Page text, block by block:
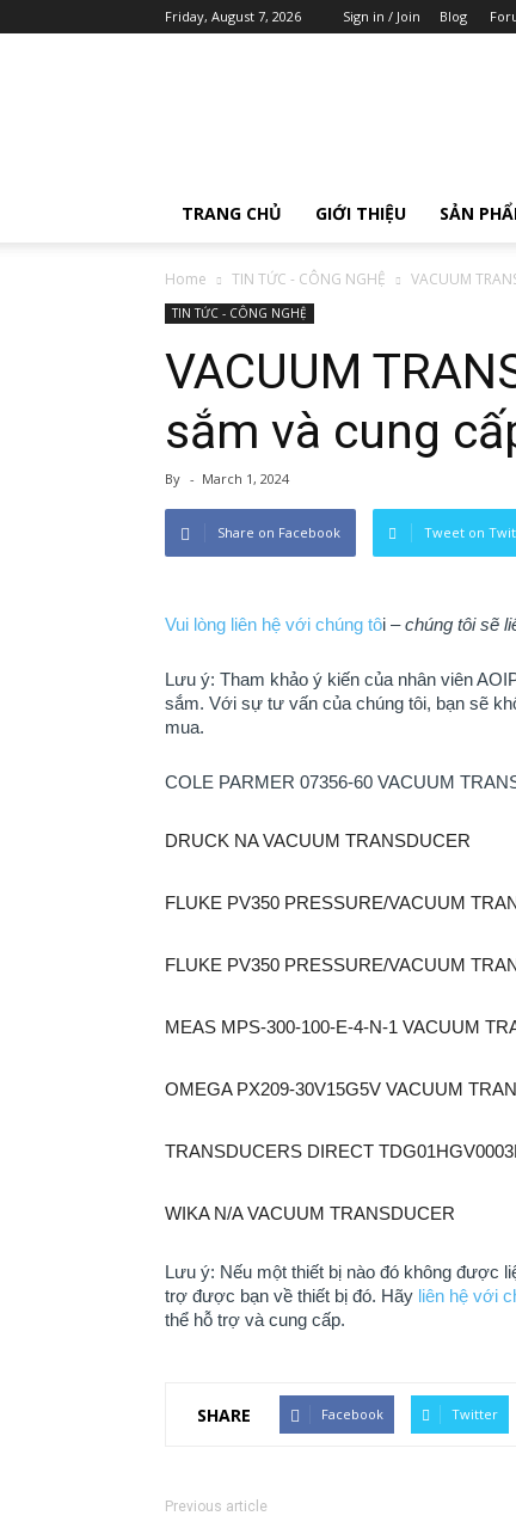
Friday, August 7, 2026 Sign in / Join Blog
TRANG CHỦ GIỚI THIỆU SẢN
Home TIN TỨC - CÔNG NGHỆ VACUUM
TIN TỨC - CÔNG NGHỆ
VACUUM
sắm và cung
By - March 1, 2024
Share on Facebook Tweet on
Vui lòng liên hệ với chúng tôi –chúng tôi sẽ
Lưu ý: Tham khảo ý kiến của nhân viên
sắm. ​​Với sự tư vấn của chúng tôi, bạn sẽ
mua.
COLE PARMER 07356-60 VACUUM
DRUCK NA VACUUM TRANSDUCER
FLUKE PV350 PRESSURE/VACUUM
FLUKE PV350 PRESSURE/VACUUM
MEAS MPS-300-100-E-4-N-1 VACUUM
OMEGA PX209-30V15G5V VACUUM
TRANSDUCERS DIRECT
WIKA N/A VACUUM TRANSDUCER
Lưu ý: Nếu một thiết bị nào đó không được
trợ được bạn về thiết bị đó. Hãy liên hệ với
thể hỗ trợ và cung cấp.
SHARE Facebook Twitter
Previous article